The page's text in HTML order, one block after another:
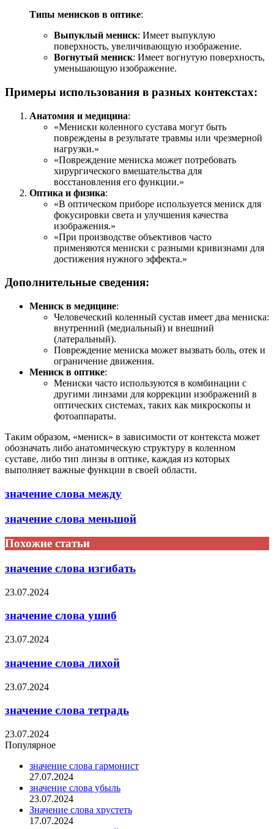
Типы менисков в оптике:
Выпуклый мениск: Имеет выпуклую
поверхность, увеличивающую изображение.
Вогнутый мениск: Имеет вогнутую поверхность,
уменьшающую изображение.
Примеры использования в разных контекстах:
Анатомия и медицина:
«Мениски коленного сустава могут быть
повреждены в результате травмы или чрезмерной
нагрузки.»
«Повреждение мениска может потребовать
хирургического вмешательства для
восстановления его функции.»
Оптика и физика:
«В оптическом приборе используется мениск для
фокусировки света и улучшения качества
изображения.»
«При производстве объективов часто
применяются мениски с разными кривизнами для
достижения нужного эффекта.»
Дополнительные сведения:
Мениск в медицине:
Человеческий коленный сустав имеет два мениска:
внутренний (медиальный) и внешний
(латеральный).
Повреждение мениска может вызвать боль, отек и
ограничение движения.
Мениск в оптике:
Мениски часто используются в комбинации с
другими линзами для коррекции изображений в
оптических системах, таких как микроскопы и
фотоаппараты.
Таким образом, «мениск» в зависимости от контекста может
обозначать либо анатомическую структуру в коленном
суставе, либо тип линзы в оптике, каждая из которых
выполняет важные функции в своей области.
значение слова между
значение слова меньшой
Похожие статьи
значение слова изгибать
23.07.2024
значение слова ушиб
23.07.2024
значение слова лихой
23.07.2024
значение слова тетрадь
23.07.2024
Популярное
значение слова гармонист
27.07.2024
значение слова убыль
23.07.2024
Значение слова хрустеть
17.07.2024